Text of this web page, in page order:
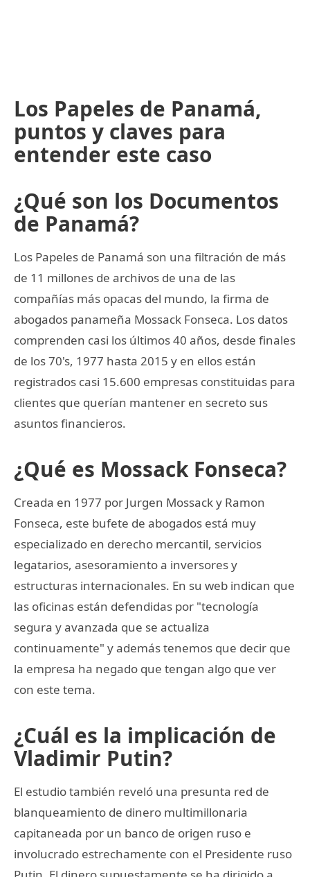
Los Papeles de Panamá,
puntos y claves para
entender este caso
¿Qué son los Documentos
de Panamá?
Los Papeles de Panamá son una filtración de más
de 11 millones de archivos de una de las
compañías más opacas del mundo, la firma de
abogados panameña Mossack Fonseca. Los datos
comprenden casi los últimos 40 años, desde finales
de los 70's, 1977 hasta 2015 y en ellos están
registrados casi 15.600 empresas constituidas para
clientes que querían mantener en secreto sus
asuntos financieros.
¿Qué es Mossack Fonseca?
Creada en 1977 por Jurgen Mossack y Ramon
Fonseca, este bufete de abogados está muy
especializado en derecho mercantil, servicios
legatarios, asesoramiento a inversores y
estructuras internacionales. En su web indican que
las oficinas están defendidas por "tecnología
segura y avanzada que se actualiza
continuamente" y además tenemos que decir que
la empresa ha negado que tengan algo que ver
con este tema.
¿Cuál es la implicación de
Vladimir Putin?
El estudio también reveló una presunta red de
blanqueamiento de dinero multimillonaria
capitaneada por un banco de origen ruso e
involucrado estrechamente con el Presidente ruso